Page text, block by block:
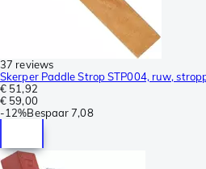
37 reviews
Skerper Paddle Strop STP004, ruw,
€ 51,92
€ 59,00
-12%Bespaar 7,08